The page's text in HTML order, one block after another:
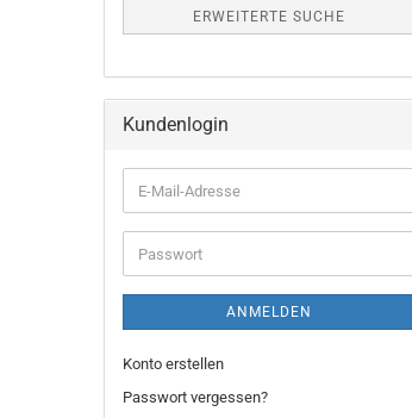
ERWEITERTE SUCHE
Kundenlogin
E-
Mail-
Adresse
Passwort
ANMELDEN
Konto erstellen
Passwort vergessen?